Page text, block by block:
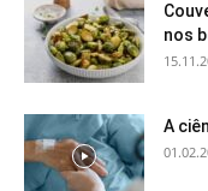
nos
A